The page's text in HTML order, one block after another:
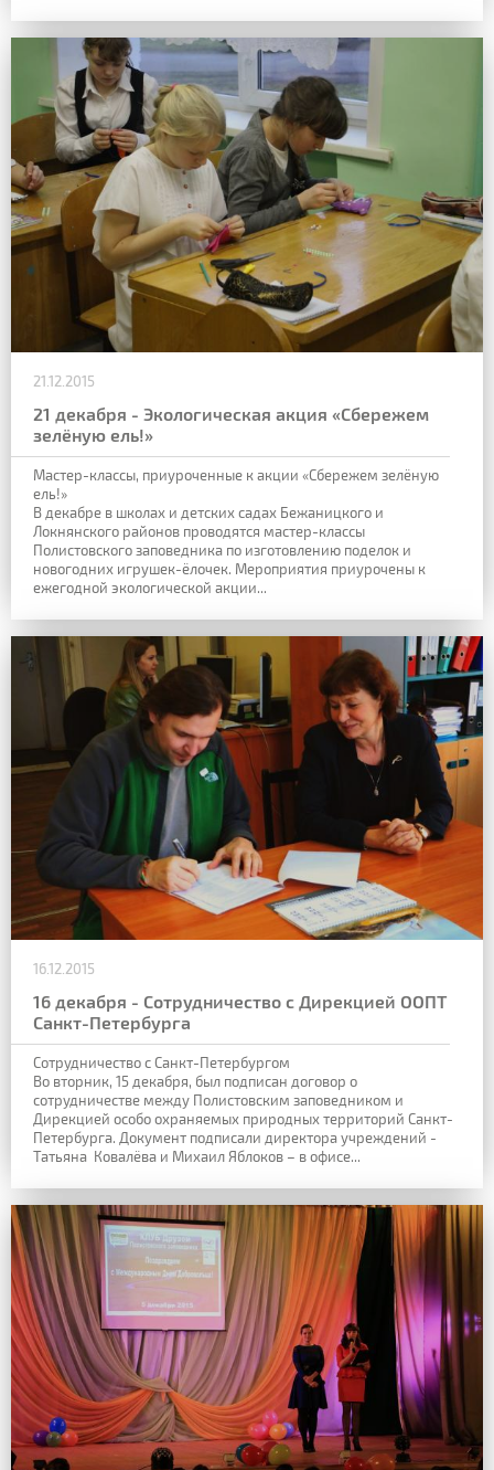
21.12.2015
21 декабря - Экологическая акция «Сбережем
зелёную ель!»
Мастер-классы, приуроченные к акции «Сбережем зелёную
ель!»
В декабре в школах и детских садах Бежаницкого и
Локнянского районов проводятся мастер-классы
Полистовского заповедника по изготовлению поделок и
новогодних игрушек-ёлочек. Мероприятия приурочены к
ежегодной экологической акции...
16.12.2015
16 декабря - Сотрудничество с Дирекцией ООПТ
Санкт-Петербурга
Сотрудничество с Санкт-Петербургом
Во вторник, 15 декабря, был подписан договор о
сотрудничестве между Полистовским заповедником и
Дирекцией особо охраняемых природных территорий Санкт-
Петербурга. Документ подписали директора учреждений -
Татьяна Ковалёва и Михаил Яблоков – в офисе...